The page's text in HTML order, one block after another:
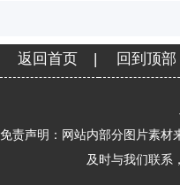
返回首页 | 回到顶部
免责声明：网站内部分图片素材
及时与我们联系